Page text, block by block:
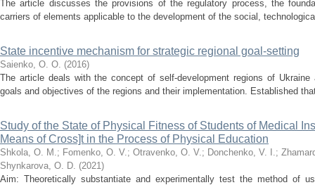
The article discusses the provisions of the regulatory process, the
carriers of elements applicable to the development of the social,
State incentive mechanism for strategic regional goal-setting
Saienko, О. О. (2016)
The article deals with the concept of self-development regions of
goals and objectives of the regions and their implementation. Established
Study of the State of Physical Fitness of Students of Medical
Means of Cross]t in the Process of Physical Education
Shkola, O. M.; Fomenko, O. V.; Otravenko, O. V.; Donchenko, V. I.;
Shynkarova, O. D. (2021)
Aim: Theoretically substantiate and experimentally test the method of